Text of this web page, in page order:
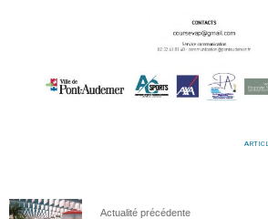
Actualité précédente